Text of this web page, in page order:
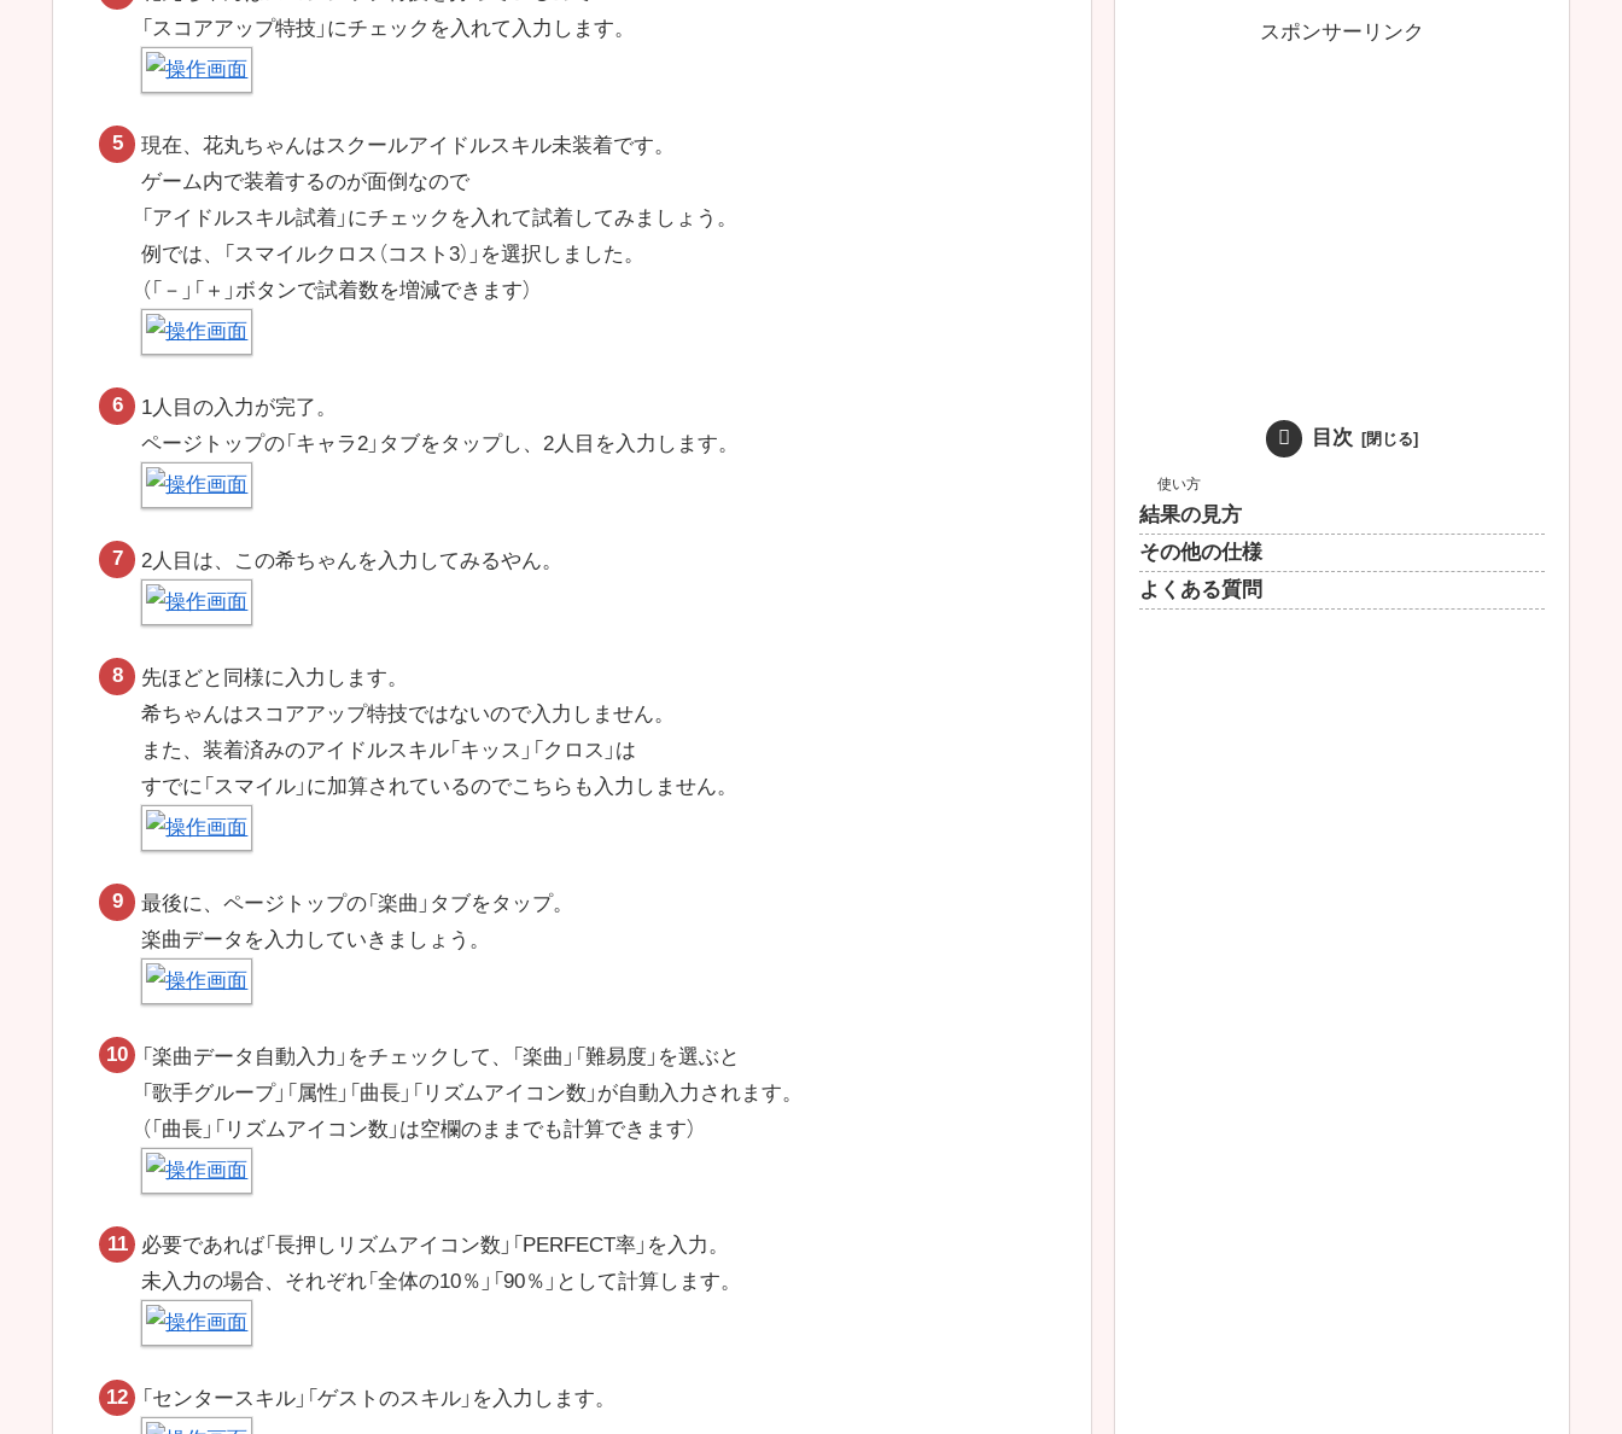
「スコアアップ特技」にチェックを入れて入力します。
現在、花丸ちゃんはスクールアイドルスキル未装着です。
ゲーム内で装着するのが面倒なので
「アイドルスキル試着」にチェックを入れて試着してみましょう。
例では、「スマイルクロス（コスト3）」を選択しました。
（「－」「＋」ボタンで試着数を増減できます）
1人目の入力が完了。
ページトップの「キャラ2」タブをタップし、2人目を入力します。
2人目は、この希ちゃんを入力してみるやん。
先ほどと同様に入力します。
希ちゃんはスコアアップ特技ではないので入力しません。
また、装着済みのアイドルスキル「キッス」「クロス」は
すでに「スマイル」に加算されているのでこちらも入力しません。
最後に、ページトップの「楽曲」タブをタップ。
楽曲データを入力していきましょう。
「楽曲データ自動入力」をチェックして、「楽曲」「難易度」を選ぶと
「歌手グループ」「属性」「曲長」「リズムアイコン数」が自動入力されます。
（「曲長」「リズムアイコン数」は空欄のままでも計算できます）
必要であれば「長押しリズムアイコン数」「PERFECT率」を入力。
未入力の場合、それぞれ「全体の10％」「90％」として計算します。
「センタースキル」「ゲストのスキル」を入力します。
スポンサーリンク
目次
使い方
結果の見方
その他の仕様
よくある質問